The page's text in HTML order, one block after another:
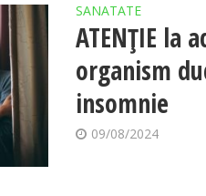
SANATATE
ATENŢIE la
organism
insomnie
09/08/2024